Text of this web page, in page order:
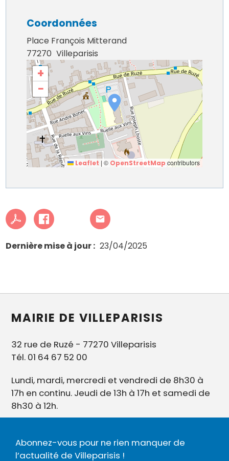
Coordonnées
Place François Mitterand
77270 Villeparisis
+
−
Leaflet | © OpenStreetMap contributors
Dernière mise à jour 23/04/2025
MAIRIE DE VILLEPARISIS
32 rue de Ruzé - 77270 Villeparisis
Tél. 01 64 67 52 00
Lundi, mardi, mercredi et vendredi de 8h30 à
17h en continu. Jeudi de 13h à 17h et samedi de
8h30 à 12h.
Abonnez-vous pour ne rien manquer de
l’actualité de Villeparisis !